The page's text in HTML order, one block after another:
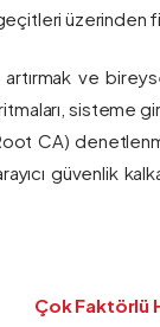
üzerinden
artırmak ve
sisteme
CA)
güvenlik
Çok Faktörlü